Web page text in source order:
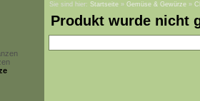
Sie sind hier: Startseite » Gemüse & Gewürze »
Produkt wurde nicht